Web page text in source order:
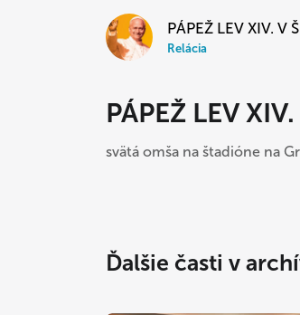
PÁPEŽ LEV XIV. V
Relácia
PÁPEŽ LEV
svätá omša na štadióne na
Ďalšie časti v